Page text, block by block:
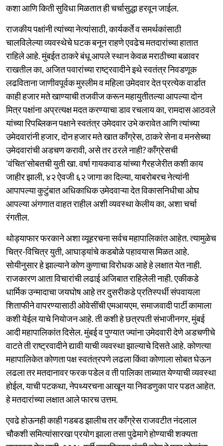
कशा आणि किती सुविधा मिळतात ही चर्चासुद्धा हरवून जाईल.
राजकीय पक्षांनी त्यांच्या नेत्यांसाठी, कार्यकर्ते व समर्थकांसाठी
चालविलेल्या व्यवस्थेचे घटक बनून राहणे एवढेच मतदारांच्या हातात
राहिले आहे. मुंबईत ठाकरे बंधू आपले स्थान केवळ मराठीच्या बळावर
राखतील का, अजित पवारांच्या राष्ट्रवादीने इथे स्वतंत्र निवडणूक
लढविताना जाणीवपूर्वक मुस्लीम व महिला उमेदवार देत प्रत्येक वार्डात
काही हजार मते खाण्याची तजवीज करून महायुतीतल्या आपल्या दोन
मित्र पक्षांना अप्रत्यक्ष मदत करण्याचा डाव रचलाय का, रामदास आठवले
यांच्या रिपब्लिकन पक्षाने स्वतंत्र उमेदवार उभे करावेत आणि त्यांच्या
उमेदवारांनी हजार, दोन हजार मते खात काँग्रेस, ठाकरे सेना व मनसेच्या
उमेदवारांची अडचण करावी, असे तर ठरले नाही? काँग्रेसची
'वंचित’सोबतची युती खा. वर्षा गायकवाड यांच्या गैरहजेरीत कशी काय
जाहीर झाली, ४२ ऐवजी ६२ जागा का दिल्या, याबरोबरच नेत्यांनी
आपापल्या कुटुंबात अधिकाधिक उमेदवाऱ्या देत विकासनिधीचा ओघ
आपल्या अंगणात वाहत राहील अशी व्यवस्था केलीय का, अशा चर्चा
रंगतील.
थोड्याफार फरकाने अशा व्यूहरचना सर्वच महापालिकांत आहेत. त्यामुळेच
चित्र-विचित्र युती, आघाड्यांचे कडबोळे पहावयास मिळत आहे.
सोयीनुसार हे झाल्याने कोण कुणाचा विरोधक आहे हे लक्षात येत नाही.
राजकारण आता विचारांची लढाई अजिबात राहिलेली नाही. एकीकडे
धार्मिक उन्मादाचा जयघोष आहे तर दुसरीकडे प्रतिस्पर्धी संपवायला
शिताफीने वापरण्यासाठी ओवेसींची एमआयएम, समाजवादी पार्टी कामाला
कशी येईल याचे नियोजन आहे. ती कशी हे छत्रपती संभाजीनगर, मुंबई
आदी महापालिकांत दिसेल. मुंबई व पुण्यात ज्यांना उमेदवारी देणे अडचणीचे
वाटते ती राष्ट्रवादीने द्यावी याची व्यवस्था झाल्याचे दिसते आहे. कोणत्या
महापालिकेत कोणता पक्ष स्वतंत्रपणे लढला किंवा कोणाला सोबत घेऊन
लढला तर मतदानावर फरक पडेल व ती पालिका ताब्यात येण्याची व्यवस्था
होईल, याची पटकथा, नेपथ्यरचना आखून या निवडणुका पार पडत आहेत.
हे मतदारांच्या लक्षात आले फारच उत्तम.
एवढे होऊनही काही गडबड झालीच तर काँग्रेस राजवटीत नंदलाल
चौकशी समित्यांसारखा प्रयोग झाला तसा पुढेमागे होण्याची शक्यता